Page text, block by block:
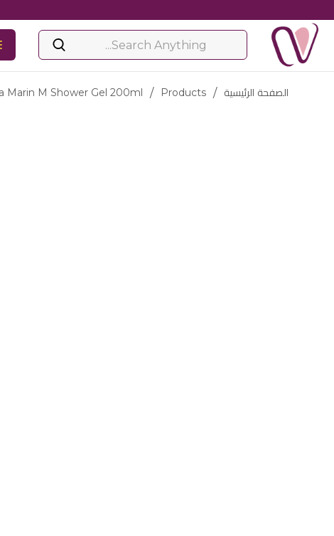
الصفحة الرئيسية /
Products
/
Marin M Shower Gel 200ml